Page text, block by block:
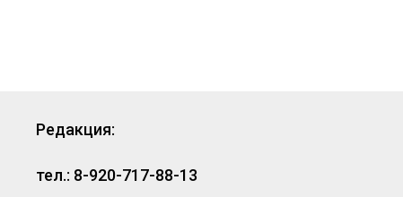
Редакция:
тел.: 8-920-717-88-13